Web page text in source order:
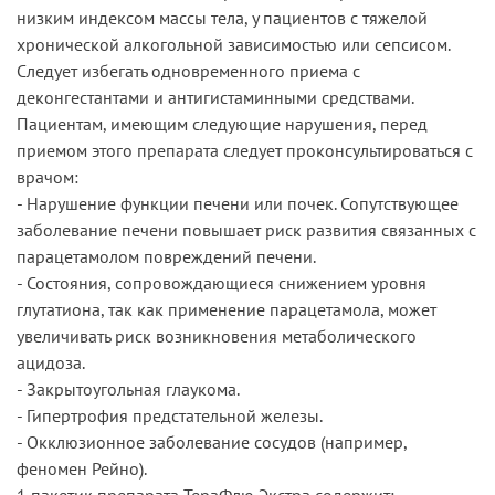
низким индексом массы тела, у пациентов с тяжелой
хронической алкогольной зависимостью или сепсисом.
Следует избегать одновременного приема с
деконгестантами и антигистаминными средствами.
Пациентам, имеющим следующие нарушения, перед
приемом этого препарата следует проконсультироваться с
врачом:
- Нарушение функции печени или почек. Сопутствующее
заболевание печени повышает риск развития связанных с
парацетамолом повреждений печени.
- Состояния, сопровождающиеся снижением уровня
глутатиона, так как применение парацетамола, может
увеличивать риск возникновения метаболического
ацидоза.
- Закрытоугольная глаукома.
- Гипертрофия предстательной железы.
- Окклюзионное заболевание сосудов (например,
феномен Рейно).